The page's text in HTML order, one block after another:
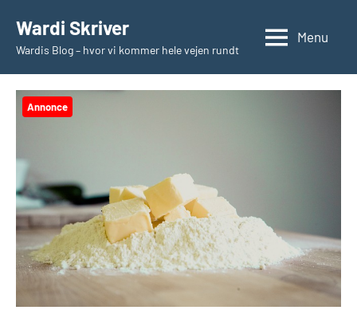
indhold
Wardi Skriver
Wardis Blog – hvor vi kommer hele vejen rundt
Menu
Annonce